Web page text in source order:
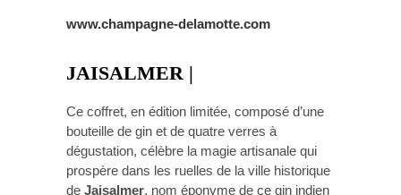
www.champagne-delamotte.com
JAISALMER |
Ce coffret, en édition limitée, composé d’une
bouteille de gin et de quatre verres à
dégustation, célèbre la magie artisanale qui
prospère dans les ruelles de la ville historique
de Jaisalmer, nom éponyme de ce gin indien